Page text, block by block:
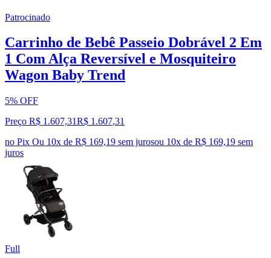
Patrocinado
Carrinho de Bebê Passeio Dobrável 2 Em
1 Com Alça Reversível e Mosquiteiro
Wagon Baby Trend
5% OFF
Preço R$ 1.607,31R$ 1.607,31
no Pix Ou 10x de R$ 169,19 sem jurosou 10x de R$ 169,19 sem
juros
Full